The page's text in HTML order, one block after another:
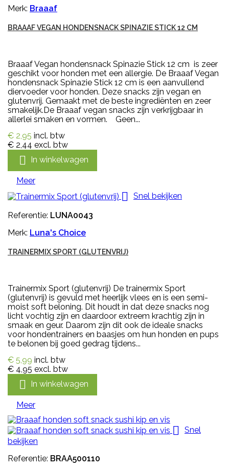
Merk: Braaaf
BRAAAF VEGAN HONDENSNACK SPINAZIE STICK 12 CM
Braaaf Vegan hondensnack Spinazie Stick 12 cm is zeer
geschikt voor honden met een allergie. De Braaaf Vegan
hondensnack Spinazie Stick 12 cm is een aanvullend
diervoeder voor honden. Deze snacks zijn vegan en
glutenvrij. Gemaakt met de beste ingrediënten en zeer
smakelijk.De Braaaf vegan snacks zijn verkrijgbaar in
allerlei smaken en vormen. Geen...
€ 2,95 incl. btw
€ 2,44 excl. btw
 In winkelwagen
Meer
 Snel bekijken
Referentie: LUNA0043
Merk: Luna's Choice
TRAINERMIX SPORT (GLUTENVRIJ)
Trainermix Sport (glutenvrij) De trainermix Sport
(glutenvrij) is gevuld met heerlijk vlees en is een semi-
moist soft beloning. Dit houdt in dat deze snacks nog
licht vochtig zijn en daardoor extreem krachtig zijn in
smaak en geur. Daarom zijn dit ook de ideale snacks
voor hondentrainers en baasjes om hun honden en pups
te belonen bij goed gedrag tijdens...
€ 5,99 incl. btw
€ 4,95 excl. btw
 In winkelwagen
Meer
 Snel
bekijken
Referentie: BRAA500110